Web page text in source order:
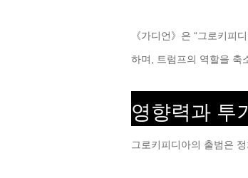
《가디언》은 “그로키피
하며, 트럼프의 역할을 축
영향력과 투
그로키피디아의 출범은